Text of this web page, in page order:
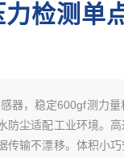
检测单
器，稳定600gf测力
防尘适配工业环境。
传输不漂移。体积小